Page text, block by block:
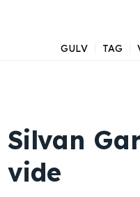
GULV TAG
Silvan
vide